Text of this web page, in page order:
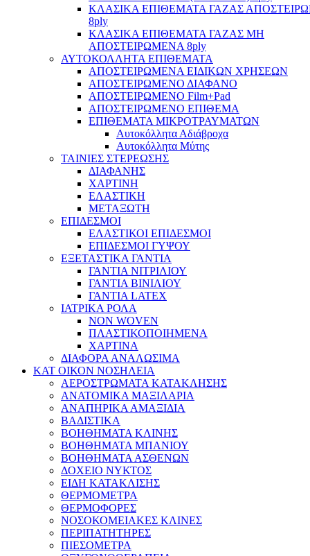
ΚΛΑΣΙΚΑ ΕΠΙΘΕΜΑΤΑ ΓΑΖΑΣ
8ply
ΚΛΑΣΙΚΑ ΕΠΙΘΕΜΑΤΑ ΓΑΖΑΣ ΜΗ
ΑΠΟΣΤΕΙΡΩΜΕΝΑ 8ply
ΑΥΤΟΚΟΛΛΗΤΑ ΕΠΙΘΕΜΑΤΑ
ΑΠΟΣΤΕΙΡΩΜΕΝΑ ΕΙΔΙΚΩΝ ΧΡΗΣΕΩΝ
ΑΠΟΣΤΕΙΡΩΜΕΝΟ ΔΙΑΦΑΝΟ
ΑΠΟΣΤΕΙΡΩΜΕΝΟ Film+Pad
ΑΠΟΣΤΕΙΡΩΜΕΝΟ ΕΠΙΘΕΜΑ
ΕΠΙΘΕΜΑΤΑ ΜΙΚΡΟΤΡΑΥΜΑΤΩΝ
Αυτοκόλλητα Αδιάβροχα
Αυτοκόλλητα Μύτης
ΤΑΙΝΙΕΣ ΣΤΕΡΕΩΣΗΣ
ΔΙΑΦΑΝΗΣ
ΧΑΡΤΙΝΗ
ΕΛΑΣΤΙΚΗ
ΜΕΤΑΞΩΤΗ
ΕΠΙΔΕΣΜΟΙ
ΕΛΑΣΤΙΚΟΙ ΕΠΙΔΕΣΜΟΙ
ΕΠΙΔΕΣΜΟΙ ΓΥΨΟΥ
ΕΞΕΤΑΣΤΙΚΑ ΓΑΝΤΙΑ
ΓΑΝΤΙΑ ΝΙΤΡΙΛΙΟΥ
ΓΑΝΤΙΑ ΒΙΝΙΛΙΟΥ
ΓΑΝΤΙΑ LATEX
ΙΑΤΡΙΚΑ ΡΟΛΑ
NON WOVEN
ΠΛΑΣΤΙΚΟΠΟΙΗΜΕΝΑ
ΧΑΡΤΙΝΑ
ΔΙΑΦΟΡΑ ΑΝΑΛΩΣΙΜΑ
ΚΑΤ ΟΙΚΟΝ ΝΟΣΗΛΕΙΑ
ΑΕΡΟΣΤΡΩΜΑΤΑ ΚΑΤΑΚΛΗΣΗΣ
ΑΝΑΤΟΜΙΚΑ ΜΑΞΙΛΑΡΙΑ
ΑΝΑΠΗΡΙΚΑ ΑΜΑΞΙΔΙΑ
ΒΑΔΙΣΤΙΚΑ
ΒΟΗΘΗΜΑΤΑ ΚΛΙΝΗΣ
ΒΟΗΘΗΜΑΤΑ ΜΠΑΝΙΟΥ
ΒΟΗΘΗΜΑΤΑ ΑΣΘΕΝΩΝ
ΔΟΧΕΙΟ ΝΥΚΤΟΣ
ΕΙΔΗ ΚΑΤΑΚΛΙΣΗΣ
ΘΕΡΜΟΜΕΤΡΑ
ΘΕΡΜΟΦΟΡΕΣ
ΝΟΣΟΚΟΜΕΙΑΚΕΣ ΚΛΙΝΕΣ
ΠΕΡΙΠΑΤΗΤΗΡΕΣ
ΠΙΕΣΟΜΕΤΡΑ